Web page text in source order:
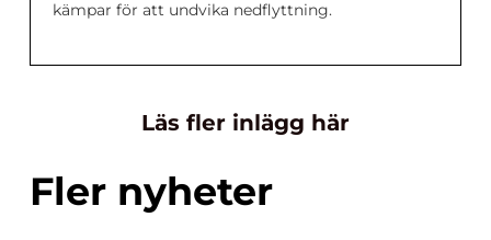
kämpar för att undvika nedflyttning.
Läs fler inlägg här
Fler nyheter